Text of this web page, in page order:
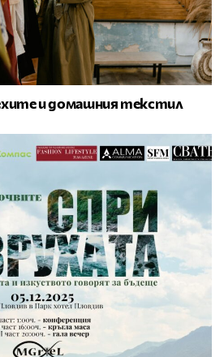
и домашния текстил